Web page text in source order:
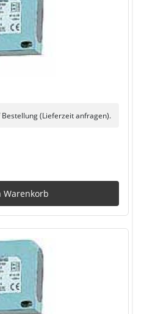
(Lieferzeit anfragen).
Warenkorb